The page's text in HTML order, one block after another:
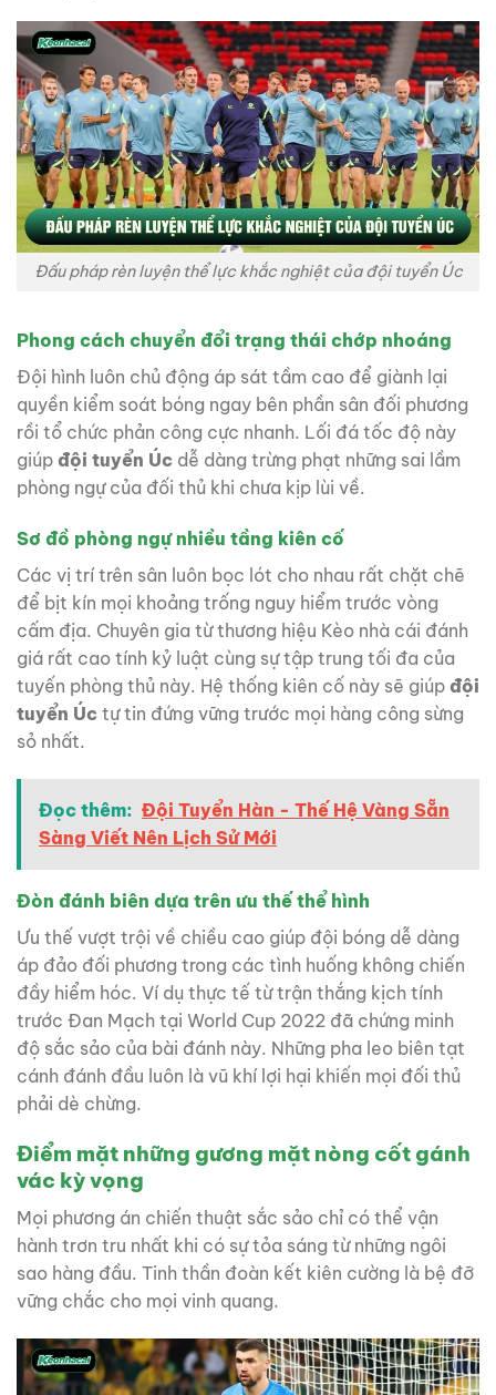
Đấu pháp rèn luyện thể lực khắc nghiệt của đội tuyển Úc
Phong cách chuyển đổi trạng thái chớp nhoáng
Đội hình luôn chủ động áp sát tầm cao để giành lại
quyền kiểm soát bóng ngay bên phần sân đối phương
rồi tổ chức phản công cực nhanh. Lối đá tốc độ này
giúp đội tuyển Úc dễ dàng trừng phạt những sai lầm
phòng ngự của đối thủ khi chưa kịp lùi về.
Sơ đồ phòng ngự nhiều tầng kiên cố
Các vị trí trên sân luôn bọc lót cho nhau rất chặt chẽ
để bịt kín mọi khoảng trống nguy hiểm trước vòng
cấm địa. Chuyên gia từ thương hiệu Kèo nhà cái đánh
giá rất cao tính kỷ luật cùng sự tập trung tối đa của
tuyến phòng thủ này. Hệ thống kiên cố này sẽ giúp đội
tuyển Úc tự tin đứng vững trước mọi hàng công sừng
sỏ nhất.
Đọc thêm: Đội Tuyển Hàn - Thế Hệ Vàng Sẵn
Sàng Viết Nên Lịch Sử Mới
Đòn đánh biên dựa trên ưu thế thể hình
Ưu thế vượt trội về chiều cao giúp đội bóng dễ dàng
áp đảo đối phương trong các tình huống không chiến
đầy hiểm hóc. Ví dụ thực tế từ trận thắng kịch tính
trước Đan Mạch tại World Cup 2022 đã chứng minh
độ sắc sảo của bài đánh này. Những pha leo biên tạt
cánh đánh đầu luôn là vũ khí lợi hại khiến mọi đối thủ
phải dè chừng.
Điểm mặt những gương mặt nòng cốt gánh
vác kỳ vọng
Mọi phương án chiến thuật sắc sảo chỉ có thể vận
hành trơn tru nhất khi có sự tỏa sáng từ những ngôi
sao hàng đầu. Tinh thần đoàn kết kiên cường là bệ đỡ
vững chắc cho mọi vinh quang.